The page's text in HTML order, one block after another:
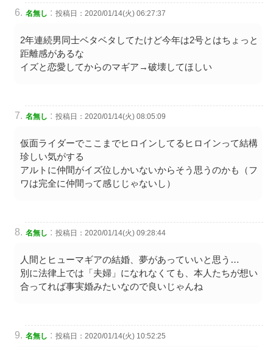
名無し : 投稿日：2020/01/14(火) 06:27:37
2年連続男同士ベタベタしてたけど今年は2号とはちょっと
距離感があるな
イズと恋愛してからのマギア→破壊してほしい
名無し : 投稿日：2020/01/14(火) 08:05:09
仮面ライダーでここまでヒロインしてるヒロインって結構
珍しい気がする
アルトに仲間がイズ位しかいないからそう思うのかも（フ
ワは完全に仲間って感じじゃないし）
名無し : 投稿日：2020/01/14(火) 09:28:44
人間とヒューマギアの結婚、夢があっていいと思う…
別に法律上では「夫婦」になれなくても、本人たちが想い
合ってれば事実婚みたいなので良いじゃんね
名無し : 投稿日：2020/01/14(火) 10:52:25